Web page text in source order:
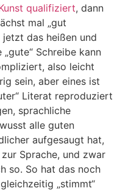
qualifiziert, dann
mal „gut
jetzt das heißen und
Schreibe kann
also leicht
sein, aber eines ist
Literat reproduziert
sprachliche
alle guten
aufgesaugt hat,
Sprache, und zwar
so. So hat das noch
„stimmt“